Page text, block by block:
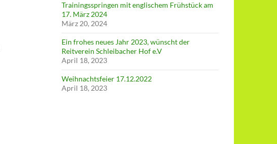
Trainingsspringen mit englischem Frühstück am
17. März 2024
März 20, 2024
Ein frohes neues Jahr 2023, wünscht der
Reitverein Schleibacher Hof e.V
April 18, 2023
Weihnachtsfeier 17.12.2022
April 18, 2023